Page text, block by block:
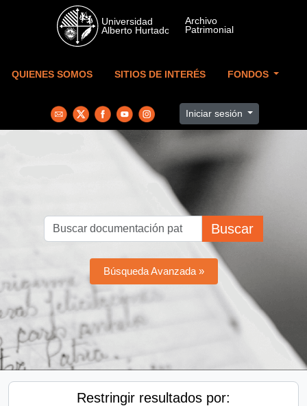
Skip to main content
QUIENES SOMOS SITIOS DE INTERÉS FONDOS
Iniciar sesión
Buscar
Búsqueda Avanzada »
Restringir resultados por: